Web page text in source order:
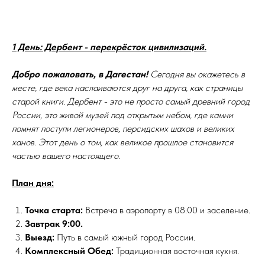
1 День: Дербент - перекрёсток цивилизаций.
Добро пожаловать, в Дагестан! Сегодня вы окажетесь в
месте, где века наслаиваются друг на друга, как страницы
старой книги. Дербент - это не просто самый древний город
России, это живой музей под открытым небом, где камни
помнят поступи легионеров, персидских шахов и великих
ханов. Этот день о том, как великое прошлое становится
частью вашего настоящего.
План дня:
Точка старта: Встреча в аэропорту в 08:00 и заселение.
Завтрак 9:00.
Выезд: Путь в самый южный город России.
Комплексный Обед: Традиционная восточная кухня.